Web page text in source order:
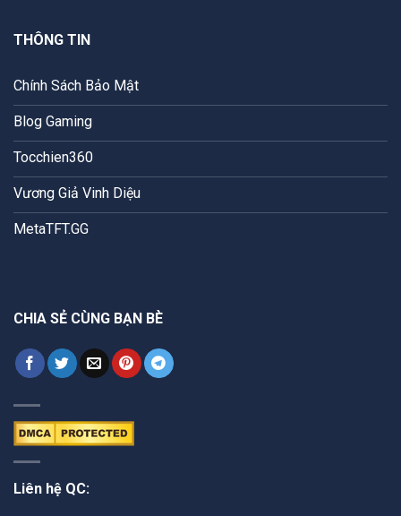
THÔNG TIN
Chính Sách Bảo Mật
Blog Gaming
Tocchien360
Vương Giả Vinh Diệu
MetaTFT.GG
CHIA SẺ CÙNG BẠN BÈ
Liên hệ QC: